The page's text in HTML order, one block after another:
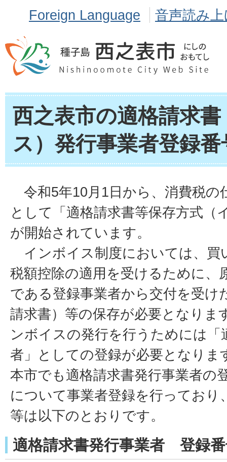
Foreign Language 音声読み
西之表市の適格請求
ス）発行事業者登録
令和5年10月1日から、消費税の
として「適格請求書等保存方式（
が開始されています。
インボイス制度においては、買
税額控除の適用を受けるために、
である登録事業者から交付を受け
請求書）等の保存が必要となりま
ンボイスの発行を行うためには「
者」としての登録が必要となりま
本市でも適格請求書発行事業者の
について事業者登録を行っており
等は以下のとおりです。
適格請求書発行事業者 登録